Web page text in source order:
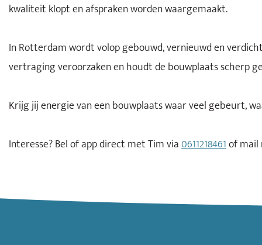
kwaliteit klopt en afspraken worden waargemaakt.
In Rotterdam wordt volop gebouwd, vernieuwd en
vertraging veroorzaken en houdt de bouwplaats scherp
Krijg jij energie van een bouwplaats waar veel gebeurt,
Interesse? Bel of app direct met Tim via0611218461of